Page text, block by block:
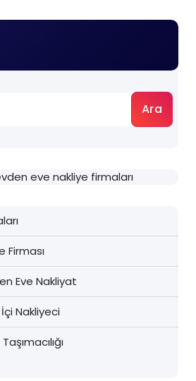
Ara
Firması
Eve Nakliyat
Nakliyeci